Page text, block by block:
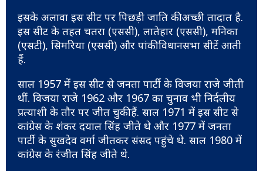
इसके अलावा इस सीट पर पिछड़ी जाति की अच्छी तादात है.
इस सीट के तहत चतरा (एससी), लातेहार (एससी), मनिका
(एसटी), सिमरिया (एससी) और पांकी विधानसभा सीटें आती
हैं.
साल 1957 में इस सीट से जनता पार्टी के विजया राजे जीती
थीं. विजया राजे 1962 और 1967 का चुनाव भी निर्दलीय
प्रत्याशी के तौर पर जीत चुकी हैं. साल 1971 में इस सीट से
कांग्रेस के शंकर दयाल सिंह जीते थे और 1977 में जनता
पार्टी के सुखदेव वर्मा जीतकर संसद पहुंचे थे. साल 1980 में
कांग्रेस के रंजीत सिंह जीते थे.